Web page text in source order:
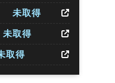
未取得
未取得
取得